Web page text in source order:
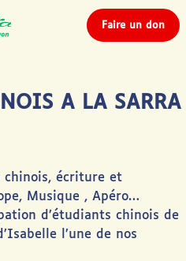
Faire un don
A LA SARRA
chinois, écriture et
Musique , Apéro…
d’étudiants chinois de
l’une de nos